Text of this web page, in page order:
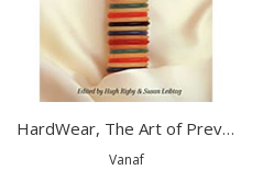
HardWear, The Art of Prevention
Vanaf